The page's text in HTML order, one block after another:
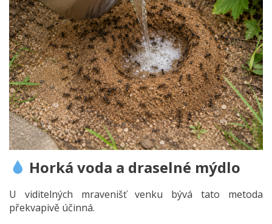
Horká voda a draselné mýdlo
U viditelných mravenišť venku bývá tato metoda
překvapivě účinná.